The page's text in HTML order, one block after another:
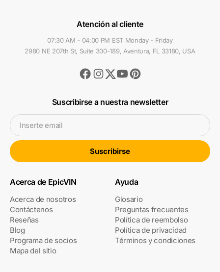
Atención al cliente
07:30 AM - 04:00 PM EST Monday - Friday
2980 NE 207th St, Suite 300-189, Aventura, FL 33180, USA
Facebook
Instagram
TwitterYoutubePinterest
Suscribirse a nuestra newsletter
Inserte email
Suscribirse
Acerca de EpicVIN
Acerca de nosotros
Contáctenos
Reseñas
Blog
Programa de socios
Mapa del sitio
Ayuda
Glosario
Preguntas frecuentes
Política de reembolso
Política de privacidad
Términos y condiciones